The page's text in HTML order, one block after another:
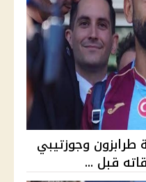
وجوزتيبي
قبل ...